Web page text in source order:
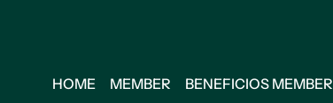
HOME MEMBER BENEFICIOS MEMBER